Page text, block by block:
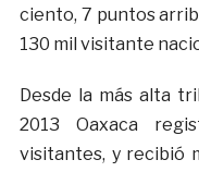
ciento, 7 puntos
130 mil visitante
Desde la más alta
2013 Oaxaca
visitantes, y recibió